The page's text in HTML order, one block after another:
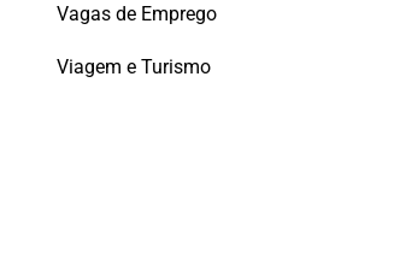
Vagas de Emprego
Viagem e Turismo